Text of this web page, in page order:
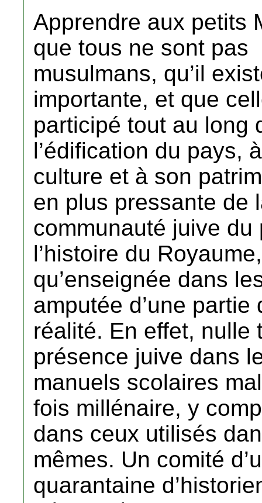
Apprendre aux petits
que tous ne sont pas
musulmans, qu’il
importante, et que
participé tout au long
l’édification du pays,
culture et à son
en plus pressante de
communauté juive
l’histoire du
qu’enseignée dans
amputée d’une partie
réalité. En effet, nulle
présence juive dans
manuels scolaires
fois millénaire, y
dans ceux utilisés
mêmes. Un comité
quarantaine